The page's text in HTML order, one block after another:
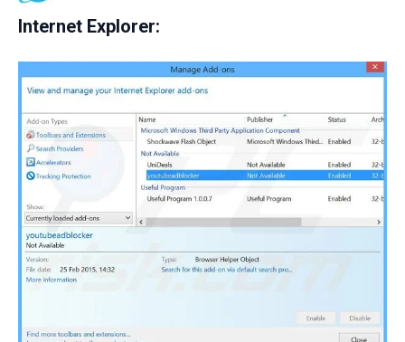
Internet Explorer: